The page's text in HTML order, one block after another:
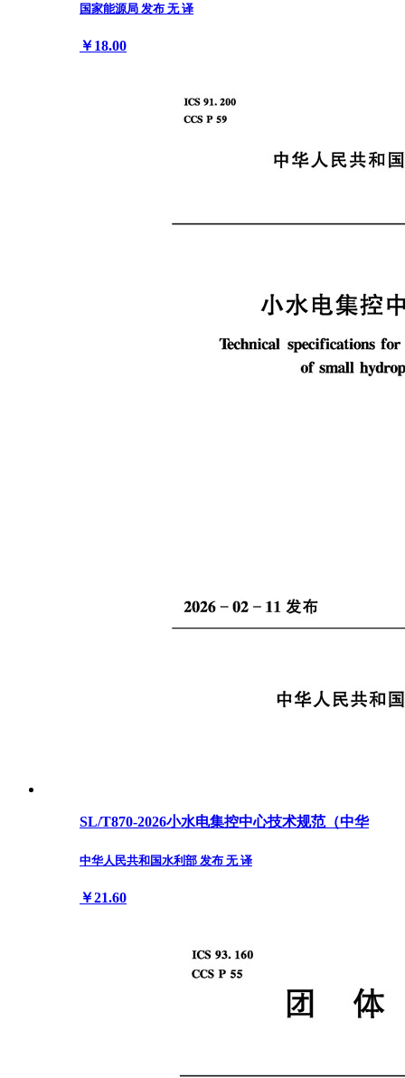
国家能源局 发布 无 译
￥18.00
SL/T870-2026小水电集控中心技术规范（中华
中华人民共和国水利部 发布 无 译
￥21.60